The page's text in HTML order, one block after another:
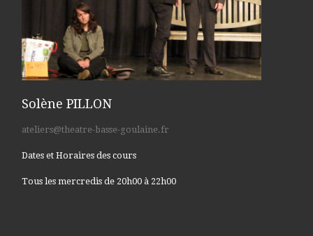
Solène PILLON
ateliers@theatre-basse-goulaine.fr
Dates et Horaires des cours
Tous les mercredis de 20h00 à 22h00